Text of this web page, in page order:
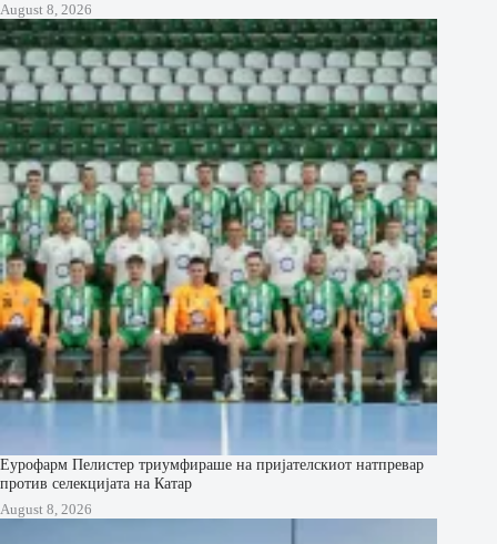
August 8, 2026
Еурофарм Пелистер триумфираше на пријателскиот натпревар
против селекцијата на Катар
August 8, 2026